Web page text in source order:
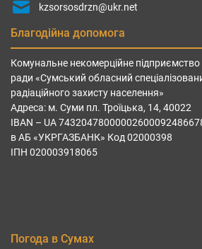
kzsorsosdrzn@ukr.net
Благодійна допомога
Комунальне некомерційне підприємство
ради «Сумський обласний
радіаційного захисту населення»
Адреса: м. Суми пл. Троїцька, 14, 40022
IBAN – UА
в АБ «УКРГАЗБАНК» Код 02000398
ІПН 020003918065
Погода в Сумах